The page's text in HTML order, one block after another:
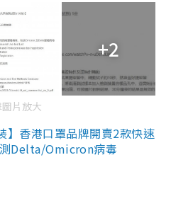
+2
片放大
】香港口罩品牌開賣2款快速
Delta/Omicron病毒